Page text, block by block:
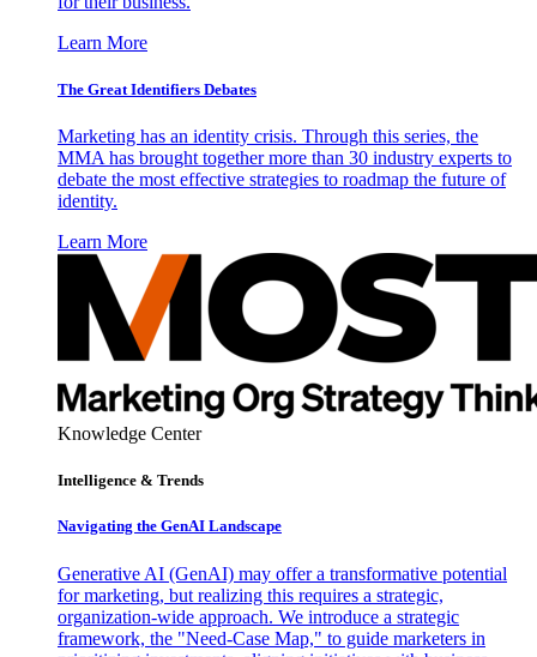
Learn More
The Great Identifiers Debates
Marketing has an identity crisis. Through this series, the
MMA has brought together more than 30 industry experts to
debate the most effective strategies to roadmap the future of
identity.
Learn More
Knowledge Center
Intelligence & Trends
Navigating the GenAI Landscape
Generative AI (GenAI) may offer a transformative potential
for marketing, but realizing this requires a strategic,
organization-wide approach. We introduce a strategic
framework, the "Need-Case Map," to guide marketers in